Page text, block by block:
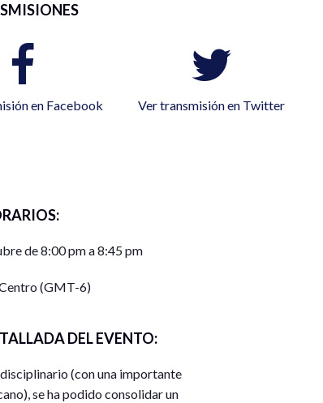
en Facebook Ver transmisión en Twitter
de 8:00 pm a 8:45 pm
(GMT-6)
DEL EVENTO:
(con una importante
se ha podido consolidar un